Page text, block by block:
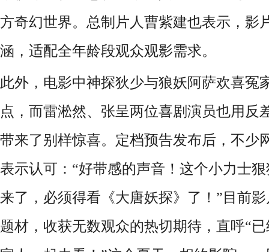
方奇幻世界。总制片人曹紫建也表示，影
涵，适配全年龄段观众观影需求。
此外，电影中神探狄少与狼妖阿萨欢喜冤
点，而雷淞然、张呈两位喜剧演员也用反
带来了别样惊喜。定档预告发布后，不少
表示认可：“好带感的声音！这个小力士
来了，必须得看《大唐妖探》了！”目前
题材，收获无数观众的热切期待，直呼“